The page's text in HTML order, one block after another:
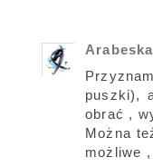
puszki),
obrać ,
Można
możliwe